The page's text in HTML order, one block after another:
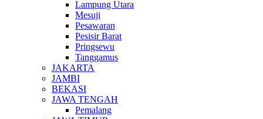
Lampung Utara
Mesuji
Pesawaran
Pesisir Barat
Pringsewu
Tanggamus
JAKARTA
JAMBI
BEKASI
JAWA TENGAH
Pemalang